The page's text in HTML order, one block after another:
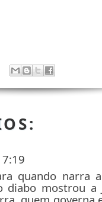
quando narra
diabo mostrou a